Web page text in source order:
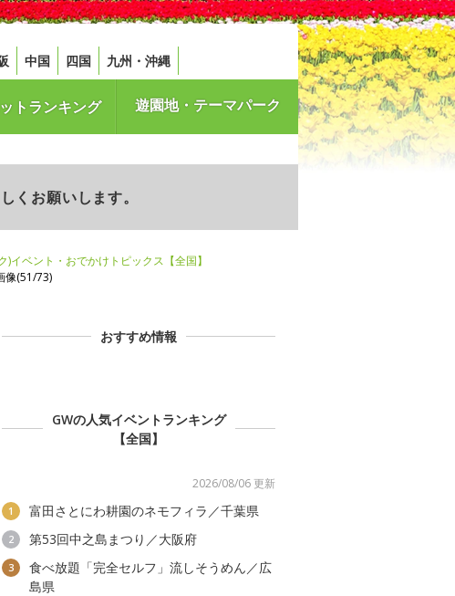
中国 四国 九州・沖縄
トランキング 遊園地・テーマパーク
くお願いします。
)イベント・おでかけトピックス【全国】
像(51/73)
おすすめ情報
GWの人気イベントランキング
【全国】
2026/08/06 更新
1 富田さとにわ耕園のネモフィラ／千葉県
2 第53回中之島まつり／大阪府
3
食べ放題「完全セルフ」流しそうめん／広
島県